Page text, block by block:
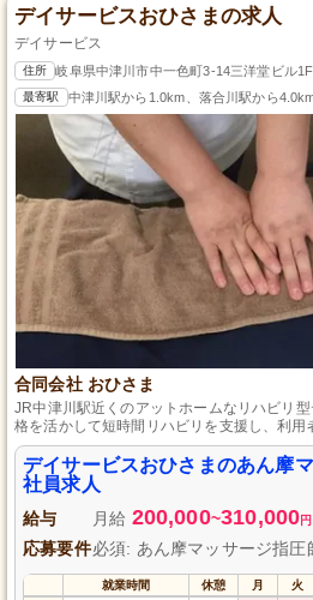
デイサービスおひさまの求人
デイサービス
住所 岐阜県中津川市中一色町3-14三洋堂ビル1F
最寄駅 中津川駅から1.0km、落合川駅から
合同会社 おひさま
JR中津川駅近くのアットホームなリハビリ
格を活かして短時間リハビリを支援し、利用
を目指しています。
デイサービスおひさまのあん摩
社員求人
給与 月給 200,000~310,000円
応募要件必須: あん摩マッサージ指圧
就業時間 休憩 月 火